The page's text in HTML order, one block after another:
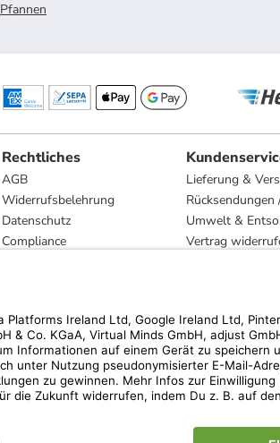
Pfannen
Rechtliches
AGB
Widerrufsbelehrung
Datenschutz
Compliance
Lieferung &
Rücksendungen
Umwelt &
Vertrag
* Streichpreise entsprechen der